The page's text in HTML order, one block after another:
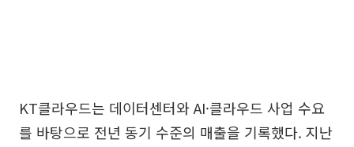
KT클라우드는 데이터센터와 AI·클라우드 사업 수요
를 바탕으로 전년 동기 수준의 매출을 기록했다. 지난